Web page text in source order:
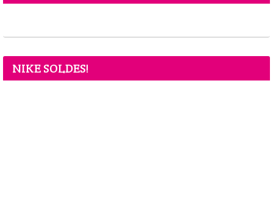
NIKE SOLDES!